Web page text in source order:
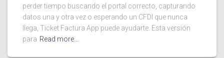
perder tiempo buscando el portal correcto, capturando
datos una y otra vez o esperando un CFDI que nunca
llega, Ticket Factura App puede ayudarte. Esta versión
para Read more…